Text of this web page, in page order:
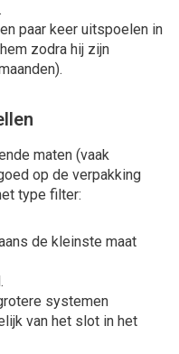
paar keer uitspoelen in
zodra hij zijn
maten (vaak
op de verpakking
type filter:
de kleinste maat
systemen
van het slot in het